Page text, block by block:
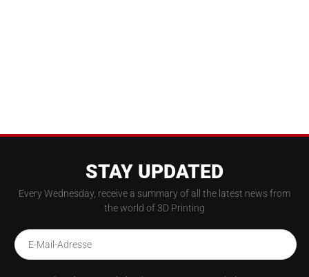
STAY UPDATED
Every Wednesday, receive a summary of all the latest news from
the world of 3D Printing
E-Mail-Adresse